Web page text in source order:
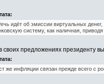
идёт об эмиссии виртуальных
систему, как наличная,
своих предложениях президенту
же инфляции связан прежде всего с